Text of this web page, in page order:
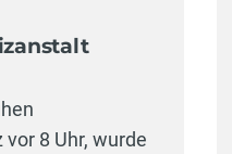
8 Uhr, wurde